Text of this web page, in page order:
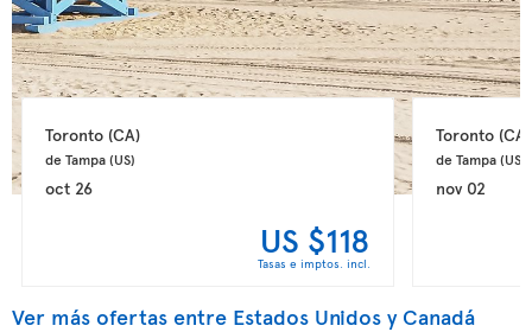
Toronto (CA)
de Tampa (US)
oct 26
US $118
Tasas e imptos. incl.
Toronto (CA)
de Tampa (US)
nov 02
Ver más ofertas entre Estados Unidos y Canadá